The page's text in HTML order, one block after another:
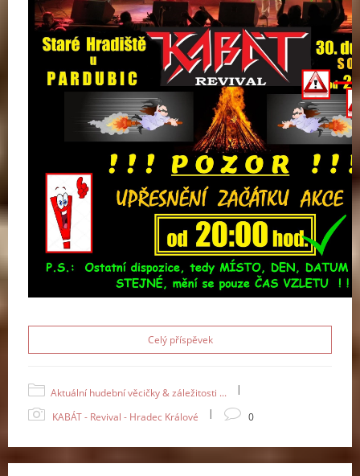
Celý příspěvek
Aktuální hudební věcičky & záležitosti ... |
KABÁT - Revival - Hradec Králové | 0